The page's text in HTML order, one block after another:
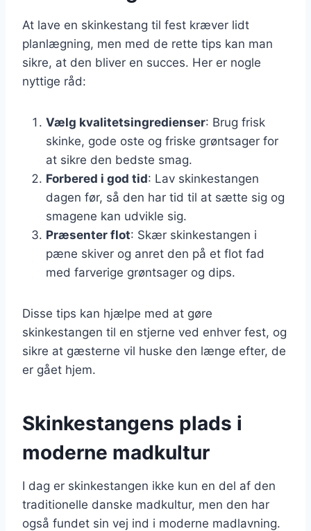
At lave en skinkestang til fest kræver lidt
planlægning, men med de rette tips kan man
sikre, at den bliver en succes. Her er nogle
nyttige råd:
Vælg kvalitetsingredienser: Brug frisk
skinke, gode oste og friske grøntsager for
at sikre den bedste smag.
Forbered i god tid: Lav skinkestangen
dagen før, så den har tid til at sætte sig og
smagene kan udvikle sig.
Præsenter flot: Skær skinkestangen i
pæne skiver og anret den på et flot fad
med farverige grøntsager og dips.
Disse tips kan hjælpe med at gøre
skinkestangen til en stjerne ved enhver fest, og
sikre at gæsterne vil huske den længe efter, de
er gået hjem.
Skinkestangens plads i
moderne madkultur
I dag er skinkestangen ikke kun en del af den
traditionelle danske madkultur, men den har
også fundet sin vej ind i moderne madlavning.